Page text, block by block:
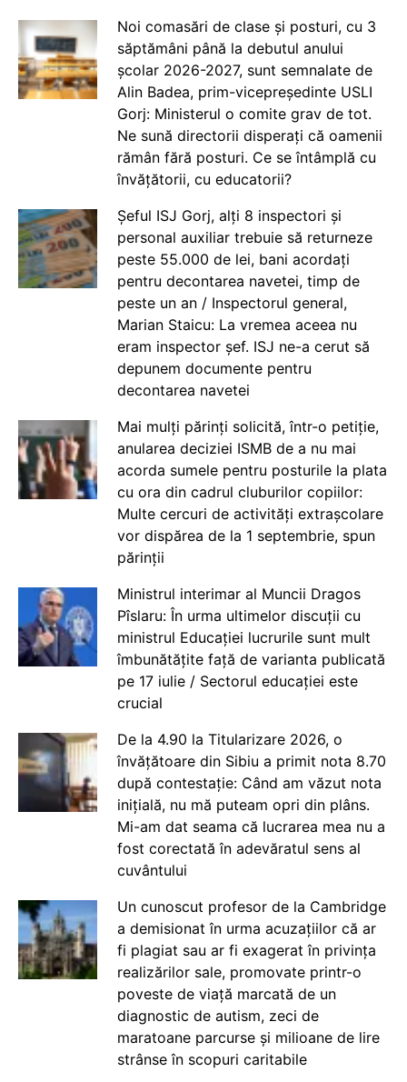
Noi comasări de clase și posturi, cu 3
săptămâni până la debutul anului
școlar 2026-2027, sunt semnalate de
Alin Badea, prim-vicepreședinte USLI
Gorj: Ministerul o comite grav de tot.
Ne sună directorii disperați că oamenii
rămân fără posturi. Ce se întâmplă cu
învățătorii, cu educatorii?
Șeful ISJ Gorj, alți 8 inspectori și
personal auxiliar trebuie să returneze
peste 55.000 de lei, bani acordați
pentru decontarea navetei, timp de
peste un an / Inspectorul general,
Marian Staicu: La vremea aceea nu
eram inspector șef. ISJ ne-a cerut să
depunem documente pentru
decontarea navetei
Mai mulți părinți solicită, într-o petiție,
anularea deciziei ISMB de a nu mai
acorda sumele pentru posturile la plata
cu ora din cadrul cluburilor copiilor:
Multe cercuri de activități extrașcolare
vor dispărea de la 1 septembrie, spun
părinții
Ministrul interimar al Muncii Dragos
Pîslaru: În urma ultimelor discuții cu
ministrul Educației lucrurile sunt mult
îmbunătățite față de varianta publicată
pe 17 iulie / Sectorul educației este
crucial
De la 4.90 la Titularizare 2026, o
învățătoare din Sibiu a primit nota 8.70
după contestație: Când am văzut nota
inițială, nu mă puteam opri din plâns.
Mi-am dat seama că lucrarea mea nu a
fost corectată în adevăratul sens al
cuvântului
Un cunoscut profesor de la Cambridge
a demisionat în urma acuzațiilor că ar
fi plagiat sau ar fi exagerat în privința
realizărilor sale, promovate printr-o
poveste de viață marcată de un
diagnostic de autism, zeci de
maratoane parcurse și milioane de lire
strânse în scopuri caritabile